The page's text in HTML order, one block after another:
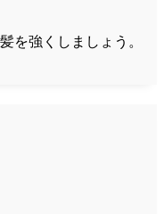
を強くしましょう。